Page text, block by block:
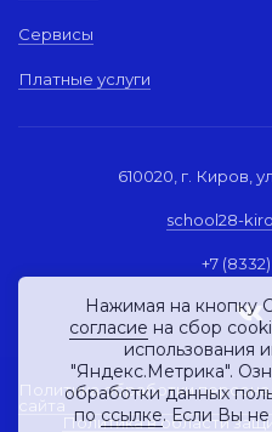
Сервисы
Платные услуги
610020, г. Киров,
school28-
+7
Политика обработки
сайта
Политика в области
Нажимая на кнопку
согласие на сбор
использования
"Яндекс.Метрика".
обработки данных
поссылке. Если Вы не